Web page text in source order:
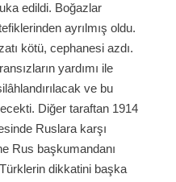
edildi. Boğazlar
ayrılmış oldu.
kötü, cephanesi azdı.
yardımı ile
ve bu
Diğer taraftan 1914
Ruslara karşı
Rus başkumandanı
dikkatini başka